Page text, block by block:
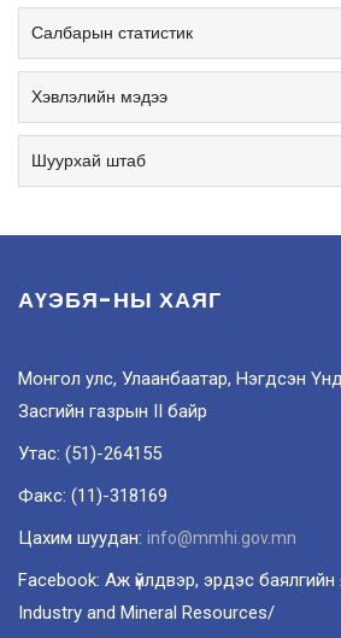
Салбарын статистик
Хэвлэлийн мэдээ
Шуурхай штаб
АҮЭБЯ-НЫ ХАЯГ
Монгол улс, Улаанбаатар, Нэгдсэн
Засгийн газрын II байр
Утас: (51)-264155
Факс: (11)-318169
Цахим шуудан: info@mmhi.gov.mn
Facebook: Аж үйлдвэр, эрдэс
Industry and Mineral Resources/